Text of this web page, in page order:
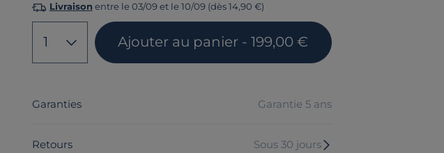
Livraison entre le 03/09 et le 10/09 (dès 14,90 €)
1 Ajouter au panier - 199,00 €
Garanties Garantie 5 ans
Retours Sous 30 jours